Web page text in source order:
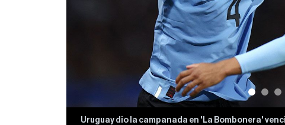
Uruguay dio la campanada en 'La Bombonera'